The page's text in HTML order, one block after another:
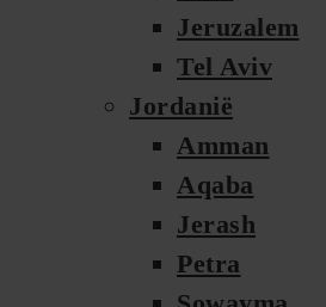
Jeruzalem
Tel Aviv
Jordanië
Amman
Aqaba
Jerash
Petra